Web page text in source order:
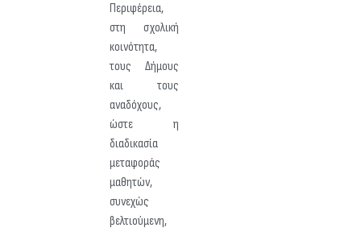
Περιφέρεια,
στη σχολική
κοινότητα,
τους Δήμους
και τους
αναδόχους,
ώστε η
διαδικασία
μεταφοράς
μαθητών,
συνεχώς
βελτιούμενη,